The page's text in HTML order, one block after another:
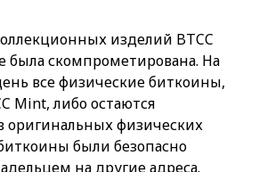
изделий BTCC
была скомпрометирована. На
все физические биткоины,
Mint, либо остаются
оригинальных физических
были безопасно
на другие адреса.